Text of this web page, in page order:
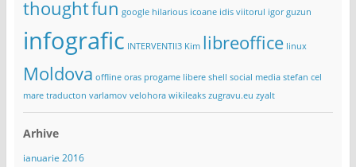
thoughtfun google hilarious icoane idis viitorul igor guzun
infografic INTERVENTII3 Kim libreoffice linux
Moldova offline oras progame libere shell social media stefan cel
mare traducton varlamov velohora wikileaks zugravu.eu zyalt
Arhive
ianuarie 2016